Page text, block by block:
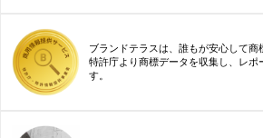
ブランドテラスは、誰もが安心して商
特許庁より商標データを収集し、レポ
す。